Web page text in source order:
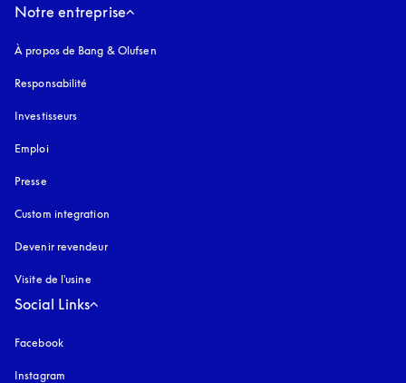
Notre entreprise
À propos de Bang & Olufsen
Responsabilité
Investisseurs
Emploi
Presse
Custom integration
Devenir revendeur
Visite de l'usine
Social Links
Facebook
Instagram